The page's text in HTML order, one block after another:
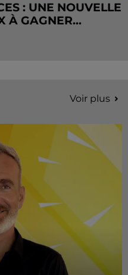
: UNE NOUVELLE
À GAGNER...
Voir plus